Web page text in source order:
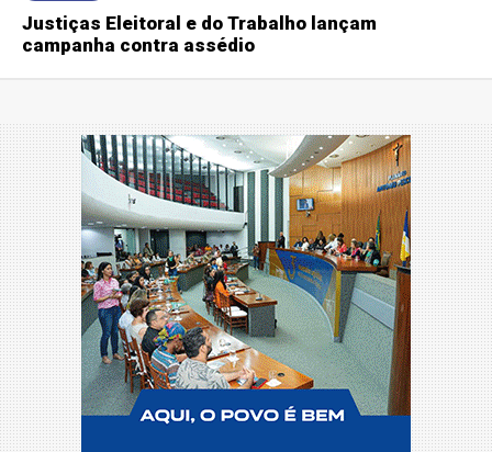
Justiças Eleitoral e do Trabalho lançam
campanha contra assédio